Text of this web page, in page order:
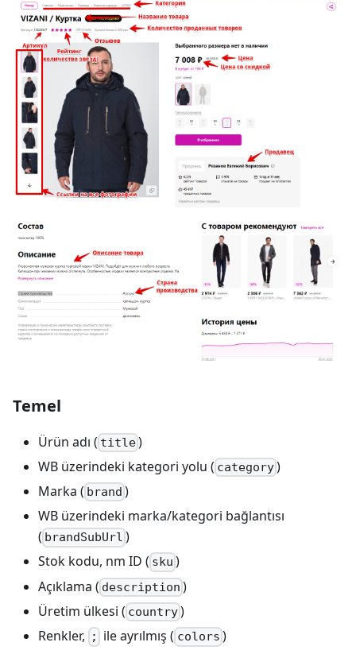
Temel
Ürün adı ( title)
WB üzerindeki kategori yolu ( category)
Marka ( brand )
WB üzerindeki marka/kategori bağlantısı
( brandSubUrl )
Stok kodu, nm ID ( sku )
Açıklama ( description )
Üretim ülkesi ( country)
Renkler,
; ile ayrılmış ( colors )